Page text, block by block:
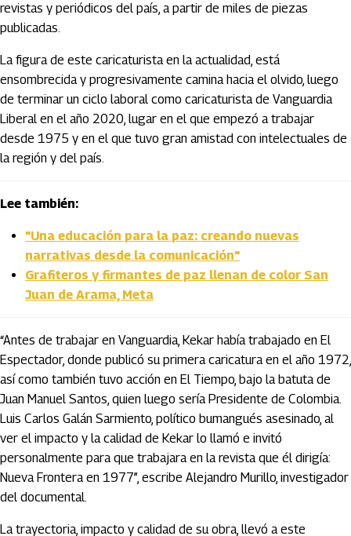
revistas y periódicos del país, a partir de miles de piezas
publicadas.
La figura de este caricaturista en la actualidad, está
ensombrecida y progresivamente camina hacia el olvido, luego
de terminar un ciclo laboral como caricaturista de Vanguardia
Liberal en el año 2020, lugar en el que empezó a trabajar
desde 1975 y en el que tuvo gran amistad con intelectuales de
la región y del país.
Lee también:
"Una educación para la paz: creando nuevas
narrativas desde la comunicación"
Grafiteros y firmantes de paz llenan de color San
Juan de Arama, Meta
“Antes de trabajar en Vanguardia, Kekar había trabajado en El
Espectador, donde publicó su primera caricatura en el año 1972,
así como también tuvo acción en El Tiempo, bajo la batuta de
Juan Manuel Santos, quien luego sería Presidente de Colombia.
Luis Carlos Galán Sarmiento, político bumangués asesinado, al
ver el impacto y la calidad de Kekar lo llamó e invitó
personalmente para que trabajara en la revista que él dirigía:
Nueva Frontera en 1977”, escribe Alejandro Murillo, investigador
del documental.
La trayectoria, impacto y calidad de su obra, llevó a este